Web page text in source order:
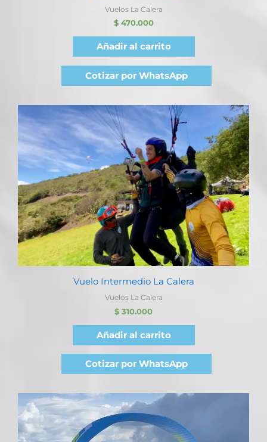
Vuelos La Calera
$470.000
Añadir al carrito
Cotizar por WhatsApp
Vuelo Intermedio La Calera
Vuelos La Calera
$ 310.000
Añadir al carrito
Cotizar por WhatsApp